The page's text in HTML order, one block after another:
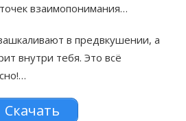
взаимопонимания…
в предвкушении, а
внутри тебя. Это всё
Скачать